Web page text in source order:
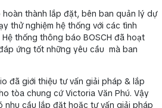
hoàn thành lắp đặt, bên ban quản lý dự
thử nghiệm hệ thống với các tình
thống thông báo BOSCH đã hoạt
ứng tốt những yêu cầu mà ban
đã giới thiệu tư vấn giải pháp & lắp
tòa chung cứ Victoria Văn Phú. Vậy
cầu lắp đặt hoặc tư vấn giải pháp